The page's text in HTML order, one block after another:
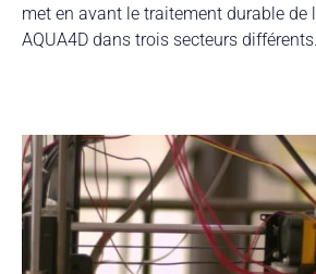
met en avant le traitement durable de
AQUA4D dans trois secteurs différents.